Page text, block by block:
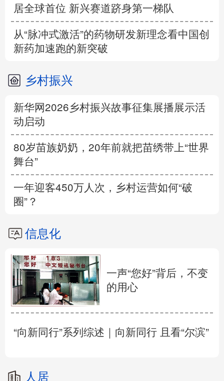
居全球首位 新兴赛道跻身第一梯队
从“脉冲式激活”的药物研发新理念看中国创
新药加速跑的新突破
乡村振兴
新华网2026乡村振兴故事征集展播展示活
动启动
80岁苗族奶奶，20年前就把苗绣带上“世界
舞台”
一年迎客450万人次，乡村运营如何“破
圈”？
信息化
一声“您好”背后，不变
的用心
“向新同行”系列综述｜向新同行 且看“尔滨”
人居